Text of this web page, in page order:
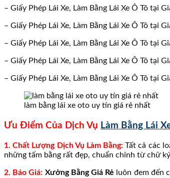
– Giấy Phép Lái Xe, Làm Bằng Lái Xe Ô Tô tại
– Giấy Phép Lái Xe, Làm Bằng Lái Xe Ô Tô
– Giấy Phép Lái Xe, Làm Bằng Lái Xe Ô Tô tại
– Giấy Phép Lái Xe, Làm Bằng Lái Xe Ô Tô tại
– Giấy Phép Lái Xe, Làm Bằng Lái Xe Ô Tô
làm bằng lái xe oto uy tín giá rẻ nhất
Ưu Điểm Của Dịch Vụ Làm Bằng Lái
1. Chất Lượng Dịch Vụ Làm Bằng:Tất cả các
những tấm bằng rất đẹp, chuẩn chỉnh từ chữ
2. Báo Giá: Xưởng Bằng Giá Rẻ luôn đem đến